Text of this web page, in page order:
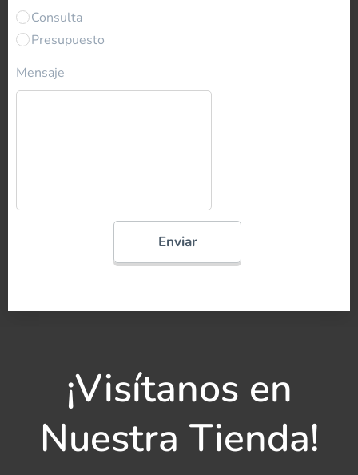
Consulta
Presupuesto
Mensaje
Enviar
¡Visítanos en
Nuestra Tienda!